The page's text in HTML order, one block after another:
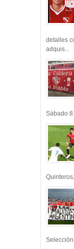
detalles
adquis...
Sábado